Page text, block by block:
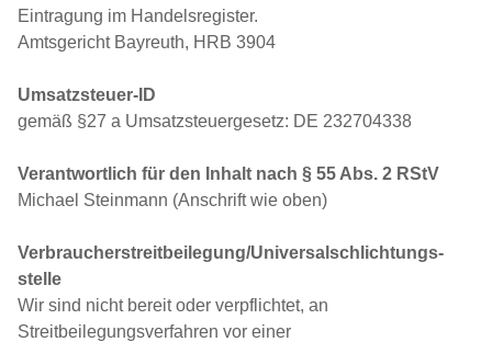
Eintragung im Handelsregister.
Amtsgericht Bayreuth, HRB 3904
Umsatzsteuer-ID
gemäß §27 a Umsatzsteuergesetz: DE 232704338
Verantwortlich für den Inhalt nach § 55 Abs. 2 RStV
Michael Steinmann (Anschrift wie oben)
Verbraucher­streit­beilegung/Universal­schlichtungs­
stelle
Wir sind nicht bereit oder verpflichtet, an
Streitbeilegungsverfahren vor einer